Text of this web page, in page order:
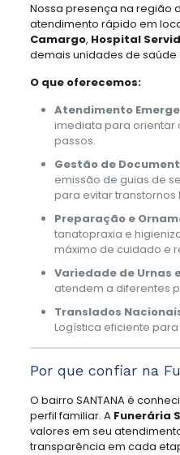
Nossa presença na região
atendimento rápido em
Camargo, Hospital
demais unidades de
O que oferecemos:
Atendimento
imediata para orientar
passos.
Gestão de
emissão de guias de
para evitar transtornos
Preparação e
tanatopraxia e
máximo de cuidado e
Variedade de Urnas
atendem a diferentes
Translados
Logística eficiente
Por que confiar na
O bairro SANTANA é
perfil familiar. A Funerária
valores em seu
transparência em cada